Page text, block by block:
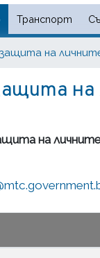
Транспорт
на
на личните